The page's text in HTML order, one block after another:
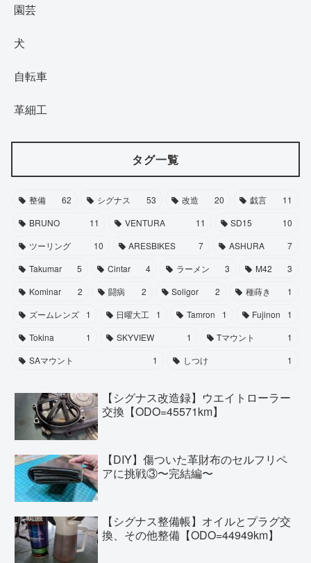
園芸
犬
自転車
革細工
タグ一覧
整備 62 シグナス 53 改造 20 戯言
11
BRUNO
11 VENTURA 11 SD15
10
ツーリング
10 ARESBIKES 7 ASHURA
7
Takumar
5 Cintar 4 ラーメン 3 M42
3
Kominar
2 闘病 2 Soligor 2 種蒔き
1
ズームレンズ
1 日曜大工 1 Tamron 1 Fujinon
1
Tokina
1 SKYVIEW 1 Tマウント
1
SAマウント
1 しつけ 1
【シグナス改造録】ウエイトローラー
交換【ODO=45571km】
【DIY】傷ついた革財布のセルフリペ
アに挑戦③〜完結編〜
【シグナス整備帳】オイルとプラグ交
換、その他整備【ODO=44949km】